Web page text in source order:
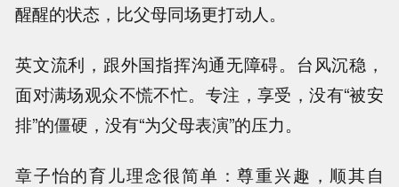
醒醒的状态，比父母同场更打动人。
英文流利，跟外国指挥沟通无障碍。台风沉稳，
面对满场观众不慌不忙。专注，享受，没有“被安
排”的僵硬，没有“为父母表演”的压力。
章子怡的育儿理念很简单：尊重兴趣，顺其自